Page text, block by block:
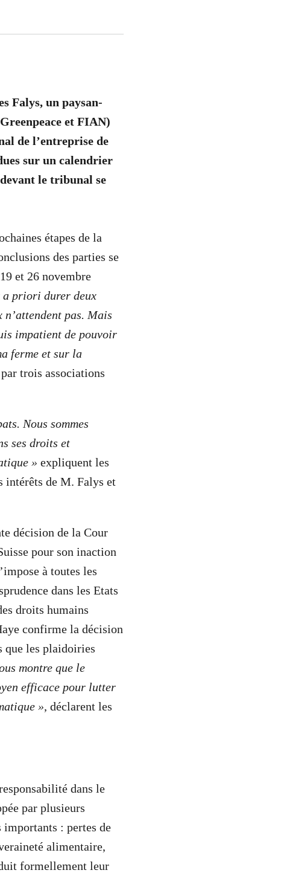
Falys, un paysan-
et FIAN)
de l’entreprise de
sur un calendrier
le tribunal se
étapes de la
des parties se
et 26 novembre
a priori durer deux
n’attendent pas. Mais
impatient de pouvoir
ferme et sur la
trois associations
Nous sommes
ses droits et
» expliquent les
intérêts de M. Falys et
décision de la Cour
pour son inaction
à toutes les
dans les Etats
droits humains
confirme la décision
que les plaidoiries
montre que le
efficace pour lutter
», déclarent les
dans le
par plusieurs
importants : pertes de
alimentaire,
formellement leur